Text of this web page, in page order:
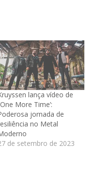
lança vídeo de
More Time’:
jornada de
no Metal
de setembro de 2023